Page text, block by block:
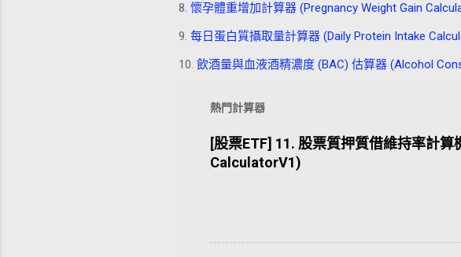
8. 懷孕體重增加計算器 (Pregnancy Weight Gain
9. 每日蛋白質攝取量計算器 (Daily Protein Intake
10. 飲酒量與血液酒精濃度 (BAC) 估算器 (Alcohol
熱門計算器
[股票ETF] 11. 股票質押質借維持率計
CalculatorV1)